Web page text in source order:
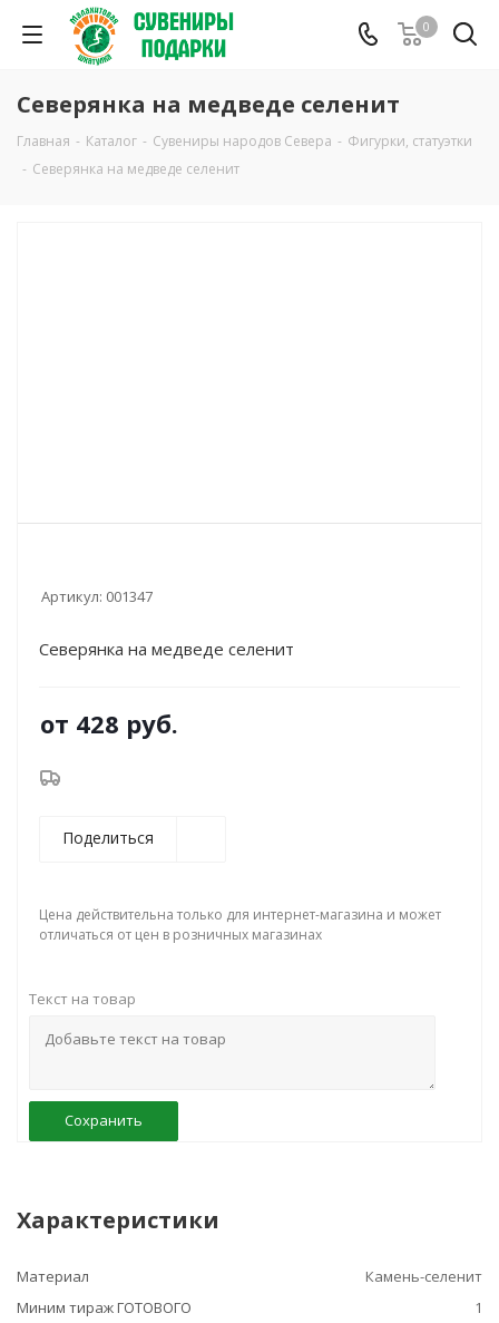
0
Северянка на медведе селенит
Главная - Каталог - Сувениры народов Севера - Фигурки, статуэтки
- Северянка на медведе селенит
Артикул: 001347
Северянка на медведе селенит
от 428 руб.
Поделиться
Цена действительна только для интернет-магазина и может
отличаться от цен в розничных магазинах
Текст на товар
Сохранить
Характеристики
Материал
Камень-селенит
Миним тираж ГОТОВОГО
1